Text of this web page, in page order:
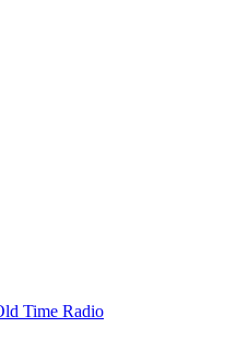
Time Radio